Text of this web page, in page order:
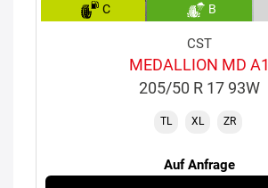
C B
CST
MEDALLION MD A1
205/50 R 17 93W
TL XL ZR
Auf Anfrage